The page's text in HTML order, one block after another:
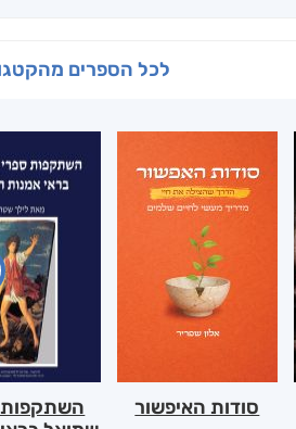
לכל הספרים
סודות האיפשור
השתקפות